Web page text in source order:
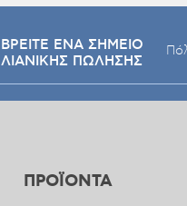
ΒΡΕΙΤΕ ΕΝΑ ΣΗΜΕΙΟ
ΛΙΑΝΙΚΗΣ ΠΩΛΗΣΗΣ
ΠΡΟΪΟΝΤΑ